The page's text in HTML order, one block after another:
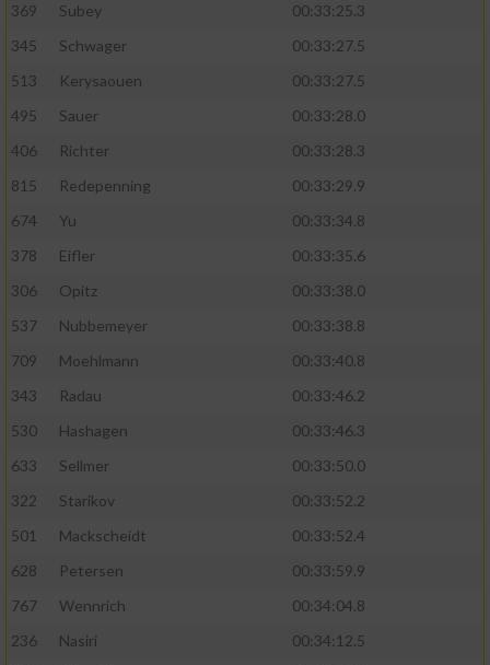
369
Subey
00:33:25.3
345
Schwager
00:33:27.5
513
Kerysaouen
00:33:27.5
495
Sauer
00:33:28.0
406
Richter
00:33:28.3
815
Redepenning
00:33:29.9
674
Yu
00:33:34.8
378
Eifler
00:33:35.6
306
Opitz
00:33:38.0
537
Nubbemeyer
00:33:38.8
709
Moehlmann
00:33:40.8
343
Radau
00:33:46.2
530
Hashagen
00:33:46.3
633
Sellmer
00:33:50.0
322
Starikov
00:33:52.2
501
Mackscheidt
00:33:52.4
628
Petersen
00:33:59.9
767
Wennrich
00:34:04.8
236
Nasiri
00:34:12.5